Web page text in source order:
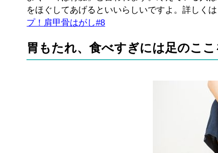
をほぐしてあげるといいらしいですよ。詳しく
プ！肩甲骨はがし#8
胃もたれ、食べすぎには足のここ